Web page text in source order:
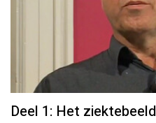
Deel 1: Het ziektebeeld